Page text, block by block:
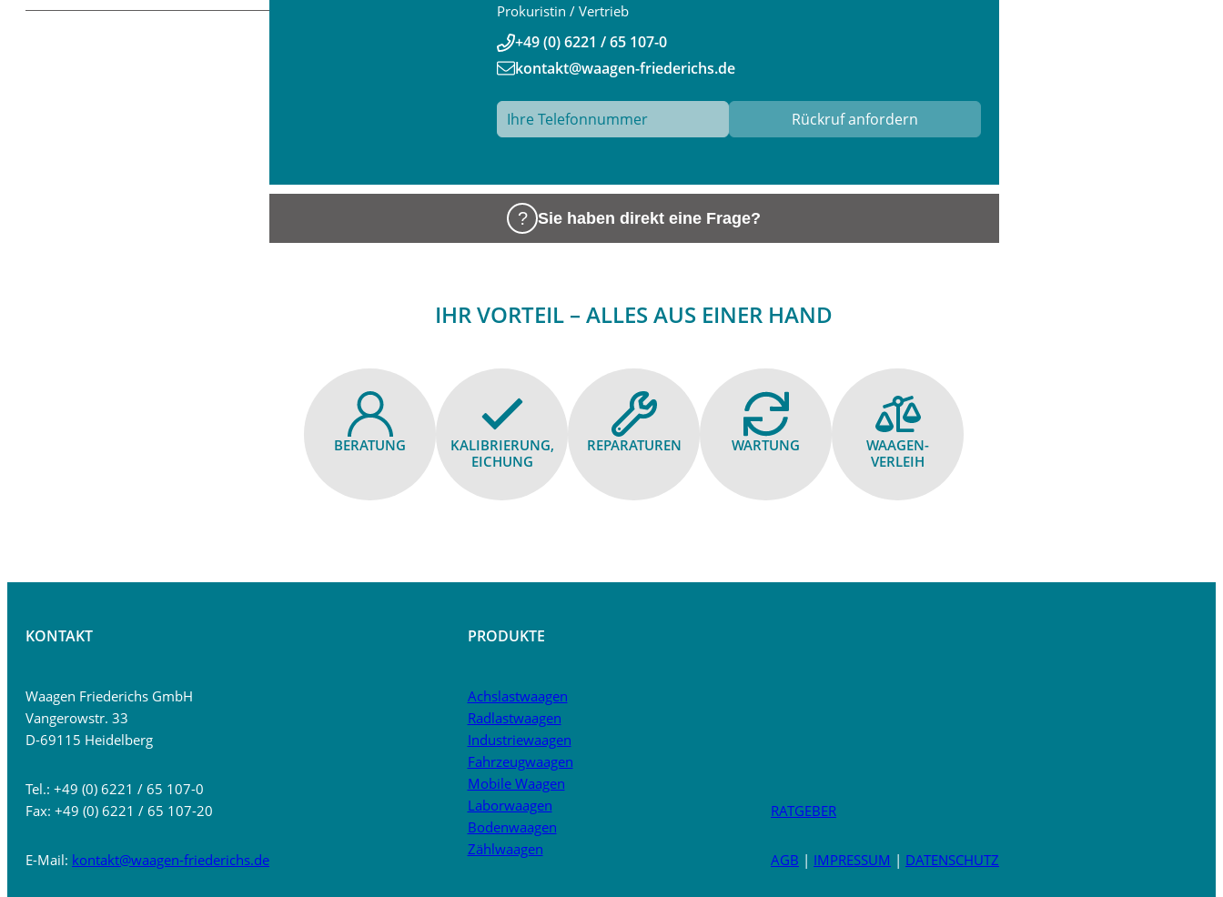
Prokuristin / Vertrieb
+49 (0) 6221 / 65 107-0
kontakt@waagen-friederichs.de
Sie haben direkt eine Frage?
IHR VORTEIL – ALLES AUS EINER HAND
BERATUNG
KALIBRIE­RUNG,
EICHUNG
REPARA­TUREN WARTUNG
WAAGEN­
VERLEIH
KONTAKT
Waagen Friederichs GmbH
Vangerowstr. 33
D-69115 Heidelberg
Tel.: +49 (0) 6221 / 65 107-0
Fax: +49 (0) 6221 / 65 107-20
E-Mail: kontakt@waagen-friederichs.de
PRODUKTE
Achslastwaagen
Radlastwaagen
Industriewaagen
Fahrzeugwaagen
Mobile Waagen
Laborwaagen
Bodenwaagen
Zählwaagen
RATGEBER
AGB | IMPRESSUM | DATENSCHUTZ